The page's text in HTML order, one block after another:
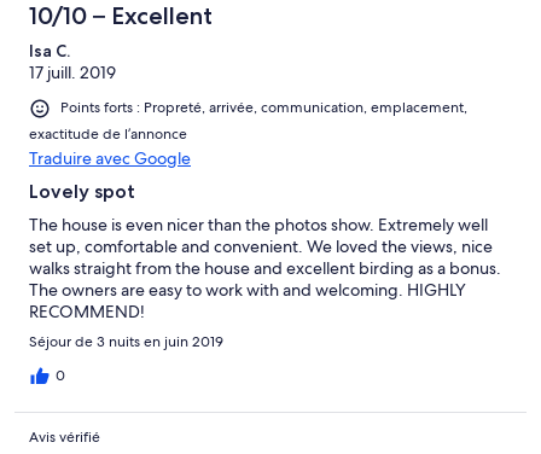
10/10 – Excellent
Isa C.
17 juill. 2019
Points forts : Propreté, arrivée, communication, emplacement,
exactitude de l’annonce
Traduire avec Google
Lovely spot
The house is even nicer than the photos show. Extremely well
set up, comfortable and convenient. We loved the views, nice
walks straight from the house and excellent birding as a bonus.
The owners are easy to work with and welcoming. HIGHLY
RECOMMEND!
Séjour de 3 nuits en juin 2019
0
Avis vérifié